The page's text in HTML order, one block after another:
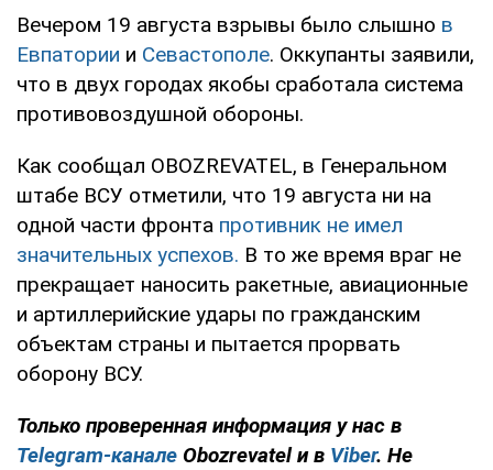
Вечером 19 августа взрывы было слышно в
Евпатории и Севастополе. Оккупанты заявили,
что в двух городах якобы сработала система
противовоздушной обороны.
Как сообщал OBOZREVATEL, в Генеральном
штабе ВСУ отметили, что 19 августа ни на
одной части фронта противник не имел
значительных успехов. В то же время враг не
прекращает наносить ракетные, авиационные
и артиллерийские удары по гражданским
объектам страны и пытается прорвать
оборону ВСУ.
Только проверенная информация у нас в
Telegram-канале Obozrevatel и в Viber. Не